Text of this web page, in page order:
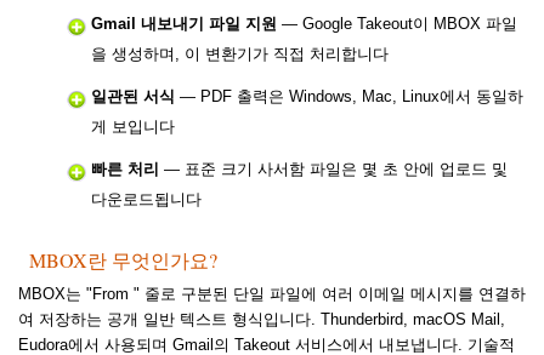
Gmail 내보내기 파일 지원 — Google Takeout이 MBOX 파일
을 생성하며, 이 변환기가 직접 처리합니다
일관된 서식 — PDF 출력은 Windows, Mac, Linux에서 동일하
게 보입니다
빠른 처리 — 표준 크기 사서함 파일은 몇 초 안에 업로드 및
다운로드됩니다
MBOX란 무엇인가요?
MBOX는 "From " 줄로 구분된 단일 파일에 여러 이메일 메시지를 연결하
여 저장하는 공개 일반 텍스트 형식입니다. Thunderbird, macOS Mail,
Eudora에서 사용되며 Gmail의 Takeout 서비스에서 내보냅니다. 기술적